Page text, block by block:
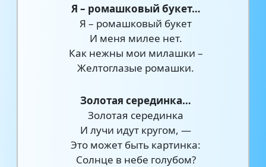
Я – ромашковый букет…
Я – ромашковый букет
И меня милее нет.
Как нежны мои милашки –
Желтоглазые ромашки.
Золотая серединка…
Золотая серединка
И лучи идут кругом, —
Это может быть картинка:
Солнце в небе голубом?